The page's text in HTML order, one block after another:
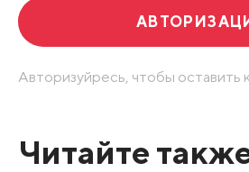
Авторизуйресь, чтобы оставить
Читайте